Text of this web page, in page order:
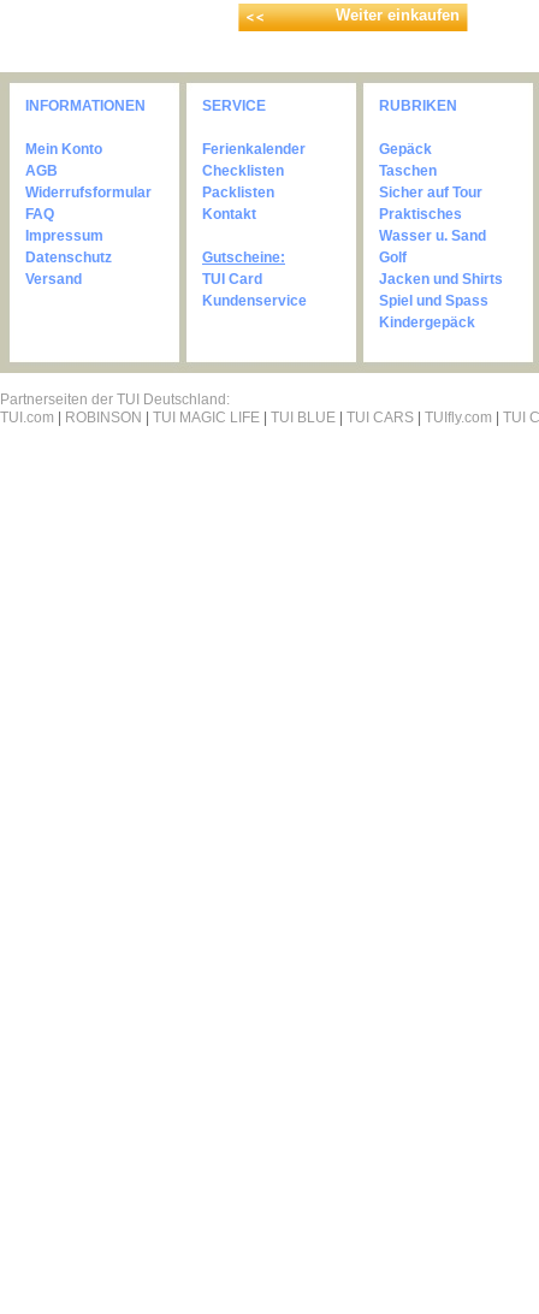
Weiter einkaufen
INFORMATIONEN
Mein Konto
AGB
Widerrufsformular
FAQ
Impressum
Datenschutz
Versand
SERVICE
Ferienkalender
Checklisten
Packlisten
Kontakt
Gutscheine:
TUI Card
Kundenservice
RUBRIKEN
Gepäck
Taschen
Sicher auf Tour
Praktisches
Wasser u. Sand
Golf
Jacken und Shirts
Spiel und Spass
Kindergepäck
Partnerseiten der TUI Deutschland:
TUI.com
ROBINSON TUI MAGIC LIFE TUI BLUE TUI CARS TUIfly.com TUI